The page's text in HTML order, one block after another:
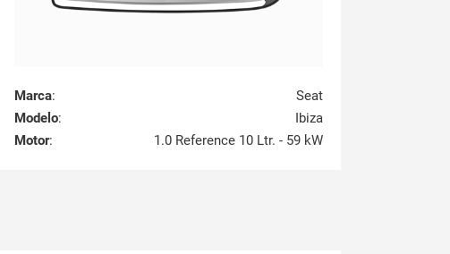
Marca:
Seat
Modelo:
Ibiza
Motor: 1.0 Reference 10 Ltr. - 59 kW